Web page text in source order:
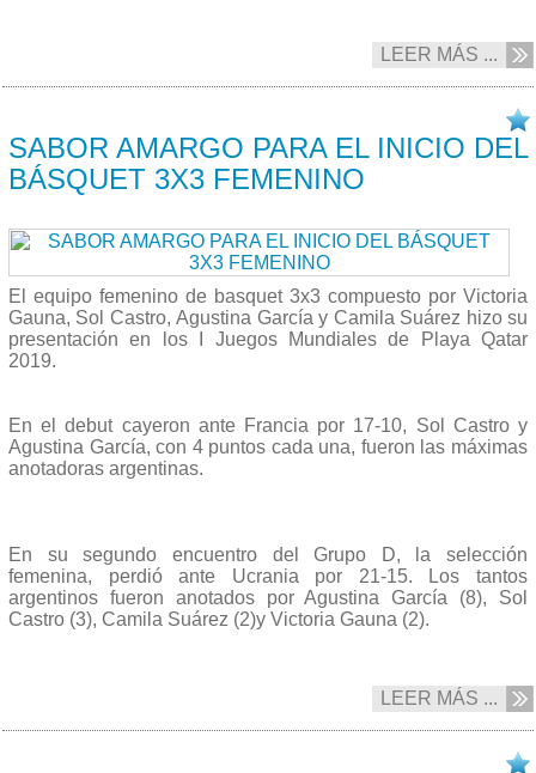
LEER MÁS ...
SABOR AMARGO PARA EL INICIO DEL
BÁSQUET 3X3 FEMENINO
El equipo femenino de basquet 3x3 compuesto por Victoria
Gauna, Sol Castro, Agustina García y Camila Suárez hizo su
presentación en los I Juegos Mundiales de Playa Qatar
2019.
En el debut cayeron ante Francia por 17-10, Sol Castro y
Agustina García, con 4 puntos cada una, fueron las máximas
anotadoras argentinas.
En su segundo encuentro del Grupo D, la selección
femenina, perdió ante Ucrania por 21-15. Los tantos
argentinos fueron anotados por Agustina García (8), Sol
Castro (3), Camila Suárez (2)y Victoria Gauna (2).
LEER MÁS ...